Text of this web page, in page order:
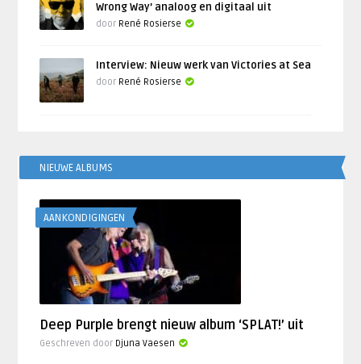
Wrong Way’ analoog en digitaal uit
door René Rosierse
Interview: Nieuw werk van Victories at Sea
door René Rosierse
NIEUWE ALBUMS
AANKONDIGINGEN
Deep Purple brengt nieuw album ‘SPLAT!’ uit
Geschreven door Djuna Vaesen